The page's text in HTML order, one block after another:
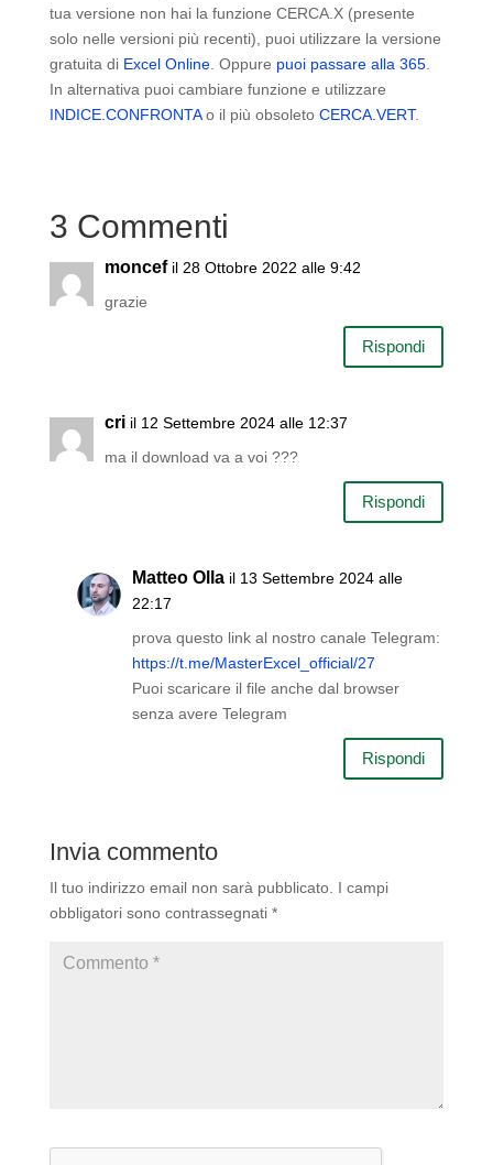
tua versione non hai la funzione CERCA.X (presente
solo nelle versioni più recenti), puoi utilizzare la versione
gratuita di Excel Online. Oppure puoi passare alla 365.
In alternativa puoi cambiare funzione e utilizzare
INDICE.CONFRONTAo il più obsoleto CERCA.VERT.
3 Commenti
moncef il 28 Ottobre 2022 alle 9:42
grazie
Rispondi
cri il 12 Settembre 2024 alle 12:37
ma il download va a voi ???
Rispondi
Matteo Olla il 13 Settembre 2024 alle
22:17
prova questo link al nostro canale Telegram:
https://t.me/MasterExcel_official/27
Puoi scaricare il file anche dal browser
senza avere Telegram
Rispondi
Invia commento
Il tuo indirizzo email non sarà pubblicato. I campi
obbligatori sono contrassegnati *